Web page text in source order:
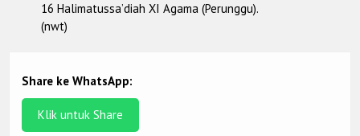
16 Halimatussa’diah XI Agama (Perunggu).
(nwt)
Share ke WhatsApp:
Klik untuk Share